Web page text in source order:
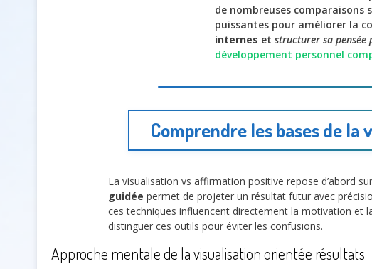
de nombreuses comparaisons
puissantes pour améliorer la
internes et structurer sa pensée
développement personnel
Comprendre les bases de
La visualisation vs affirmation positive repose d’abord
guidée permet de projeter un résultat futur avec
ces techniques influencent directement la motivation et
distinguer ces outils pour éviter les confusions.
Approche mentale de la visualisation orientée résultats